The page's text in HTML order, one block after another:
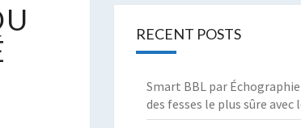
RECENT POSTS
Smart BBL par
des fesses le plus sûre avec